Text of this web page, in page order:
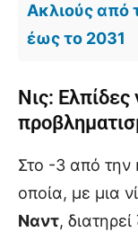
Ακλιούς από
έως το 2031
Νις:
Στο -3 από την
οποία, με μια
Ναντ,